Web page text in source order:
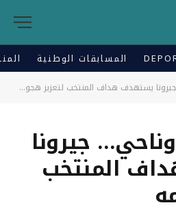
المسابقات الوطنية
يستهدف هداف المنتخب لتعزيز هجومه
جيرونا
المنتخب